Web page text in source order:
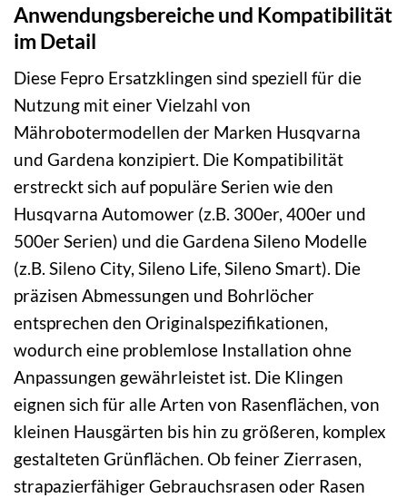
Anwendungsbereiche und Kompatibilität
im Detail
Diese Fepro Ersatzklingen sind speziell für die
Nutzung mit einer Vielzahl von
Mährobotermodellen der Marken Husqvarna
und Gardena konzipiert. Die Kompatibilität
erstreckt sich auf populäre Serien wie den
Husqvarna Automower (z.B. 300er, 400er und
500er Serien) und die Gardena Sileno Modelle
(z.B. Sileno City, Sileno Life, Sileno Smart). Die
präzisen Abmessungen und Bohrlöcher
entsprechen den Originalspezifikationen,
wodurch eine problemlose Installation ohne
Anpassungen gewährleistet ist. Die Klingen
eignen sich für alle Arten von Rasenflächen, von
kleinen Hausgärten bis hin zu größeren, komplex
gestalteten Grünflächen. Ob feiner Zierrasen,
strapazierfähiger Gebrauchsrasen oder Rasen